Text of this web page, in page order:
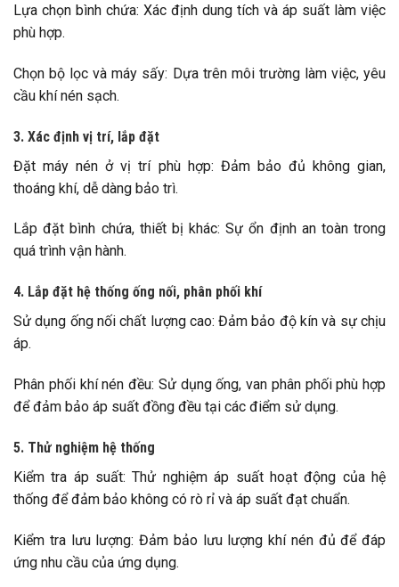
Lựa chọn bình chứa: Xác định dung tích và áp suất làm việc
phù hợp.
Chọn bộ lọc và máy sấy: Dựa trên môi trường làm việc, yêu
cầu khí nén sạch.
3. Xác định vị trí, lắp đặt
Đặt máy nén ở vị trí phù hợp: Đảm bảo đủ không gian,
thoáng khí, dễ dàng bảo trì.
Lắp đặt bình chứa, thiết bị khác: Sự ổn định an toàn trong
quá trình vận hành.
4. Lắp đặt hệ thống ống nối, phân phối khí
Sử dụng ống nối chất lượng cao: Đảm bảo độ kín và sự chịu
áp.
Phân phối khí nén đều: Sử dụng ống, van phân phối phù hợp
để đảm bảo áp suất đồng đều tại các điểm sử dụng.
5. Thử nghiệm hệ thống
Kiểm tra áp suất: Thử nghiệm áp suất hoạt động của hệ
thống để đảm bảo không có rò rỉ và áp suất đạt chuẩn.
Kiểm tra lưu lượng: Đảm bảo lưu lượng khí nén đủ để đáp
ứng nhu cầu của ứng dụng.